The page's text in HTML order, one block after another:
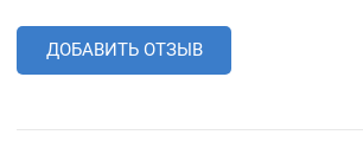
ДОБАВИТЬ ОТЗЫВ